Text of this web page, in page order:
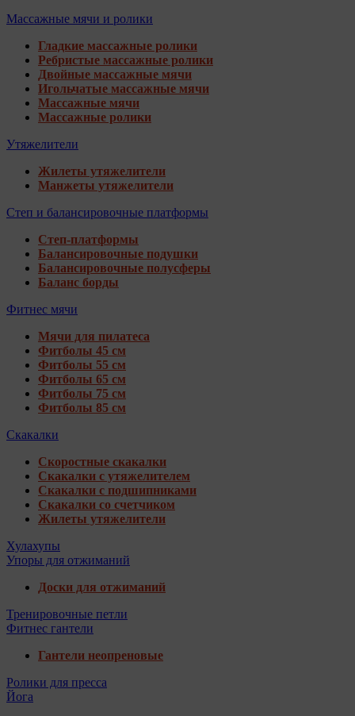
Массажные мячи и ролики
Гладкие массажные ролики
Ребристые массажные ролики
Двойные массажные мячи
Игольчатые массажные мячи
Массажные мячи
Массажные ролики
Утяжелители
Жилеты утяжелители
Манжеты утяжелители
Степ и балансировочные платформы
Степ-платформы
Балансировочные подушки
Балансировочные полусферы
Баланс борды
Фитнес мячи
Мячи для пилатеса
Фитболы 45 см
Фитболы 55 см
Фитболы 65 см
Фитболы 75 см
Фитболы 85 см
Скакалки
Скоростные скакалки
Скакалки с утяжелителем
Скакалки с подшипниками
Скакалки со счетчиком
Жилеты утяжелители
Хулахупы
Упоры для отжиманий
Доски для отжиманий
Тренировочные петли
Фитнес гантели
Гантели неопреновые
Ролики для пресса
Йога